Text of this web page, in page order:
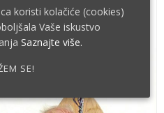
koristi kolačiće (cookies)
Vaše iskustvo
Saznajte više.
SE!